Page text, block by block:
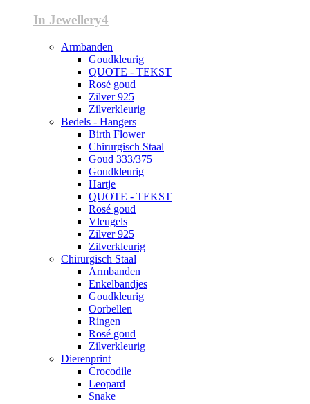
In Jewellery4
Armbanden
Goudkleurig
QUOTE - TEKST
Rosé goud
Zilver 925
Zilverkleurig
Bedels - Hangers
Birth Flower
Chirurgisch Staal
Goud 333/375
Goudkleurig
Hartje
QUOTE - TEKST
Rosé goud
Vleugels
Zilver 925
Zilverkleurig
Chirurgisch Staal
Armbanden
Enkelbandjes
Goudkleurig
Oorbellen
Ringen
Rosé goud
Zilverkleurig
Dierenprint
Crocodile
Leopard
Snake